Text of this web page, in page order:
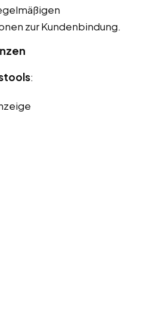
zur Kundenbindung.
: